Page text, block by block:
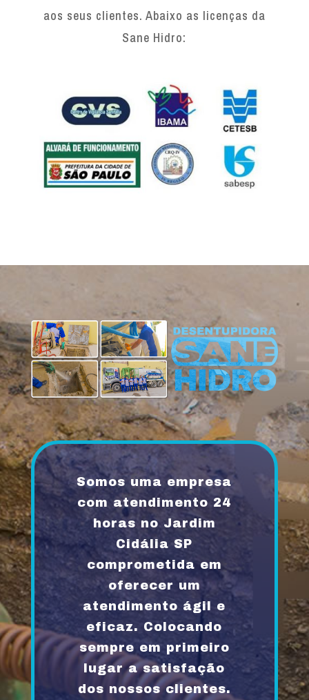
aos seus clientes. Abaixo as licenças da
Sane Hidro:
Somos uma empresa
com atendimento 24
horas no Jardim
Cidália SP
comprometida em
oferecer um
atendimento ágil e
eficaz. Colocando
sempre em primeiro
lugar a satisfação
dos nossos clientes.